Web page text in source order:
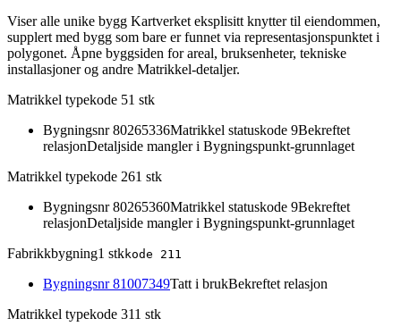
Viser alle unike bygg Kartverket eksplisitt knytter til eiendommen,
supplert med bygg som bare er funnet via representasjonspunktet i
polygonet. Åpne byggsiden for areal, bruksenheter, tekniske
installasjoner og andre Matrikkel-detaljer.
Matrikkel typekode 51 stk
Bygningsnr80265336Matrikkel statuskode 9Bekreftet
relasjonDetaljside mangler i Bygningspunkt-grunnlaget
Matrikkel typekode 261 stk
Bygningsnr80265360Matrikkel statuskode 9Bekreftet
relasjonDetaljside mangler i Bygningspunkt-grunnlaget
Fabrikkbygning1 stkkode 211
Bygningsnr81007349Tatt i brukBekreftet relasjon
Matrikkel typekode 311 stk